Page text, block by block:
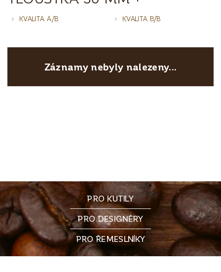
KVALITA A/B KVALITA B/B
Záznamy nebyly nalezeny...
PRO KUTILY
PRO DESIGNÉRY
PRO ŘEMESLNÍKY